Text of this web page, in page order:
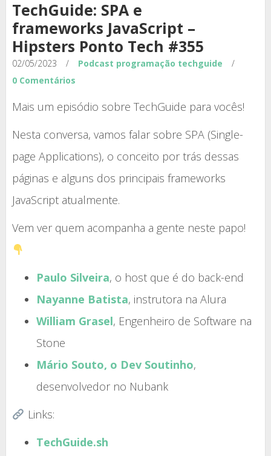
TechGuide: SPA e
frameworks JavaScript –
Hipsters Ponto Tech #355
02/05/2023 / Podcast programação techguide
/
0 Comentários
Mais um episódio sobre TechGuide para vocês!
Nesta conversa, vamos falar sobre SPA (Single-
page Applications), o conceito por trás dessas
páginas e alguns dos principais frameworks
JavaScript atualmente.
Vem ver quem acompanha a gente neste papo!
Paulo Silveira, o host que é do back-end
Nayanne Batista, instrutora na Alura
William Grasel, Engenheiro de Software na
Stone
Mário Souto, o Dev Soutinho,
desenvolvedor no Nubank
Links:
TechGuide.sh